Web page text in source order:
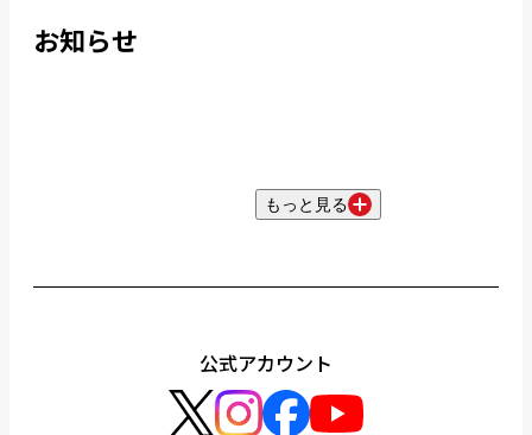
お知らせ
もっと見る
公式アカウント